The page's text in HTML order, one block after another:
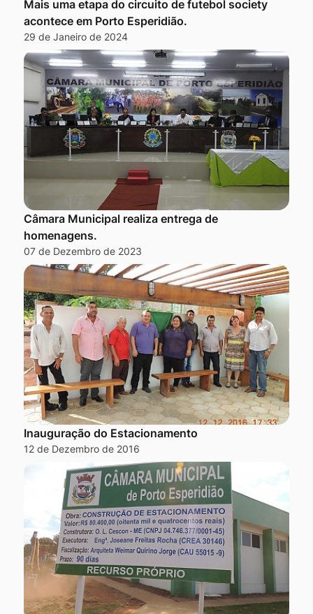
Mais uma etapa do circuito de futebol society
acontece em Porto Esperidião.
29 de Janeiro de 2024
Câmara Municipal realiza entrega de
homenagens.
07 de Dezembro de 2023
Inauguração do Estacionamento
12 de Dezembro de 2016